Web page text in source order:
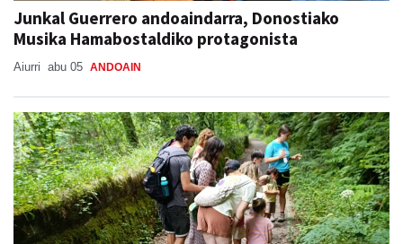
Junkal Guerrero andoaindarra, Donostiako
Musika Hamabostaldiko protagonista
Aiurri abu 05 ANDOAIN